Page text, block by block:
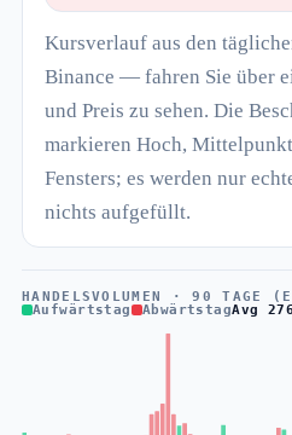
Kursverlauf aus den
Binance — fahren Sie über
und Preis zu sehen. Die
markieren Hoch,
Fensters; es werden nur
nichts aufgefüllt.
HANDELSVOLUMEN · 90 TAGE
Aufwärtstag
AbwärtstagAvg